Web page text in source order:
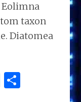
Eolimna
taxon
Diatomea
T